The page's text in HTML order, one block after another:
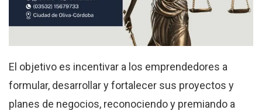
El objetivo es incentivar a los emprendedores a
formular, desarrollar y fortalecer sus proyectos y
planes de negocios, reconociendo y premiando a